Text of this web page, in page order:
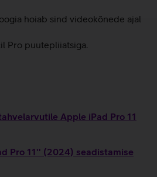
hoiab sind videokõnede ajal
Pro puutepliiatsiga.
Apple iPad Pro 11
Pro 11'' (2024) seadistamise